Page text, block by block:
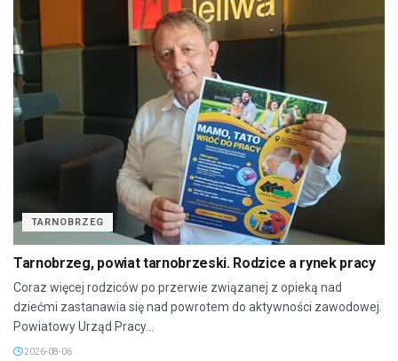
TARNOBRZEG
Tarnobrzeg, powiat tarnobrzeski. Rodzice a rynek pracy
Coraz więcej rodziców po przerwie związanej z opieką nad
dziećmi zastanawia się nad powrotem do aktywności zawodowej.
Powiatowy Urząd Pracy...
2026-08-06